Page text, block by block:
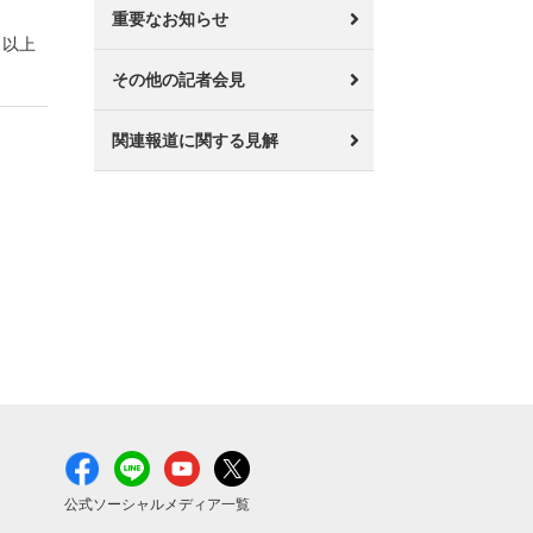
以上
重要なお知らせ
その他の記者会見
関連報道に関する見解
公式ソーシャルメディア一覧